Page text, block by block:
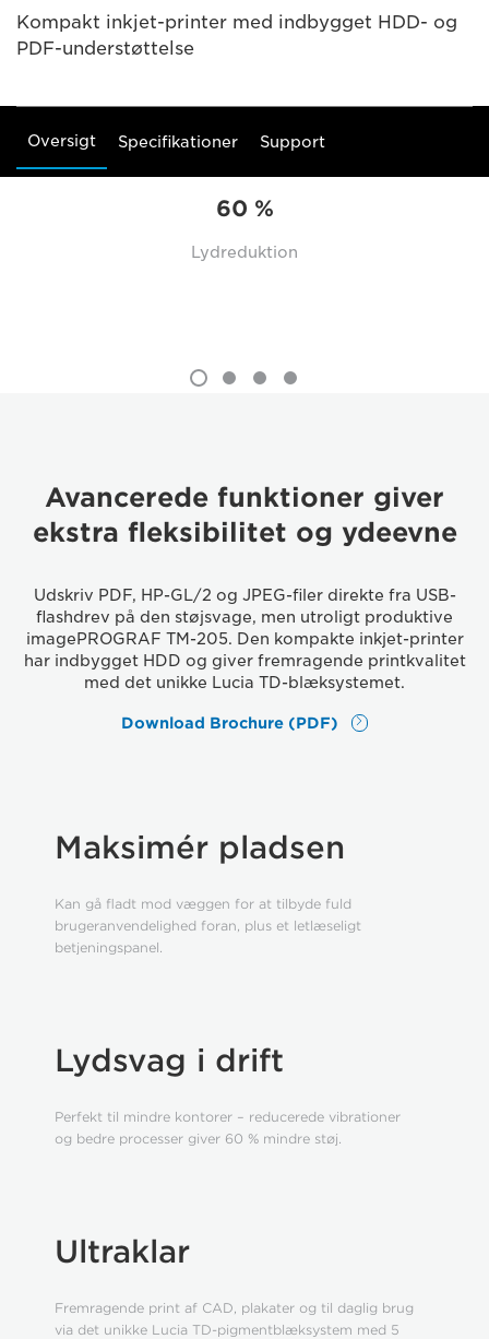
Kompakt inkjet-printer med indbygget HDD- og
PDF-understøttelse
Oversigt Specifikationer Support
60 %
Lydreduktion
Avancerede funktioner giver
ekstra fleksibilitet og ydeevne
Udskriv PDF, HP-GL/2 og JPEG-filer direkte fra USB-
flashdrev på den støjsvage, men utroligt produktive
imagePROGRAF TM-205. Den kompakte inkjet-printer
har indbygget HDD og giver fremragende printkvalitet
med det unikke Lucia TD-blæksystemet.
Download Brochure (PDF)
Maksimér pladsen
Kan gå fladt mod væggen for at tilbyde fuld
brugeranvendelighed foran, plus et letlæseligt
betjeningspanel.
Lydsvag i drift
Perfekt til mindre kontorer – reducerede vibrationer
og bedre processer giver 60 % mindre støj.
Ultraklar
Fremragende print af CAD, plakater og til daglig brug
via det unikke Lucia TD-pigmentblæksystem med 5